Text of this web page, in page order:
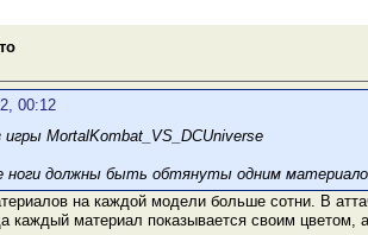
00:12
MortalKombat_VS_DCUniverse
должны быть обтянуты одним
на каждой модели больше сотни. В
каждый материал показывается своим цветом,